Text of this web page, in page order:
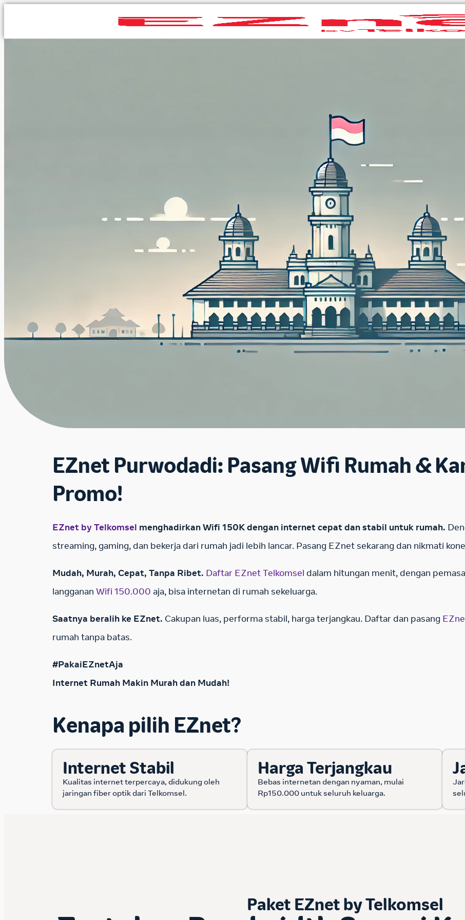
EZnet Purwodadi: Pasang Wifi Rumah &
Promo!
EZnet by Telkomsel menghadirkan Wifi 150K dengan internet cepat dan stabil untuk rumah.
streaming, gaming, dan bekerja dari rumah jadi lebih lancar. Pasang EZnet sekarang dan nikmati
Mudah, Murah, Cepat, Tanpa Ribet. Daftar EZnet Telkomsel dalam hitungan menit, dengan
langganan Wifi 150.000 aja, bisa internetan di rumah sekeluarga.
Saatnya beralih ke EZnet. Cakupan luas, performa stabil, harga terjangkau. Daftar dan pasang
rumah tanpa batas.
#PakaiEZnetAja
Internet Rumah Makin Murah dan Mudah!
Kenapa pilih EZnet?
Internet Stabil
Kualitas internet terpercaya, didukung oleh
jaringan fiber optik dari Telkomsel.
Harga Terjangkau
Bebas internetan dengan nyaman, mulai
Rp150.000 untuk seluruh keluarga.
Paket EZnet by Telkomsel